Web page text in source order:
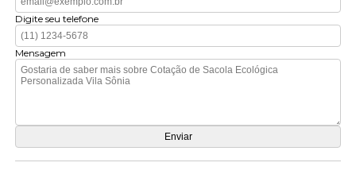
Digite seu telefone
Mensagem